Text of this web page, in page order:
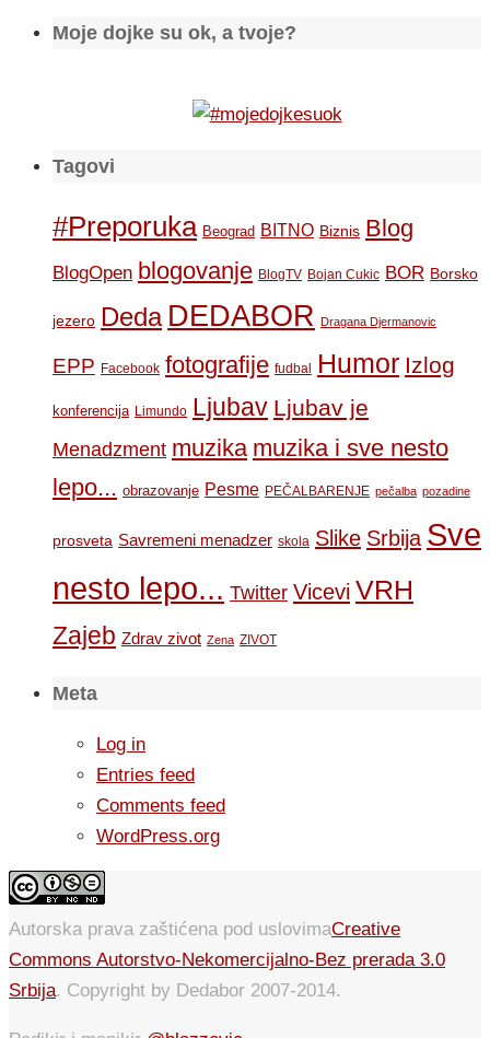
Moje dojke su ok, a tvoje?
Tagovi
#Preporuka Beograd BITNO Biznis Blog
BlogOpen blogovanje BlogTV Bojan Cukic BOR Borsko
jezero Deda DEDABOR Dragana Djermanovic
EPP Facebook fotografije fudbal Humor Izlog
konferencija Limundo Ljubav Ljubav je
Menadzment muzika muzika i sve nesto
lepo... obrazovanje Pesme PEČALBARENJE pečalba pozadine
prosveta Savremeni menadzer skola Slike Srbija Sve
nesto lepo... Twitter Vicevi VRH
Zajeb Zdrav zivot Zena ZIVOT
Meta
Log in
Entries feed
Comments feed
WordPress.org
Autorska prava zaštićena pod uslovimaCreative
Commons Autorstvo-Nekomercijalno-Bez prerada 3.0
Srbija. Copyright by Dedabor 2007-2014.